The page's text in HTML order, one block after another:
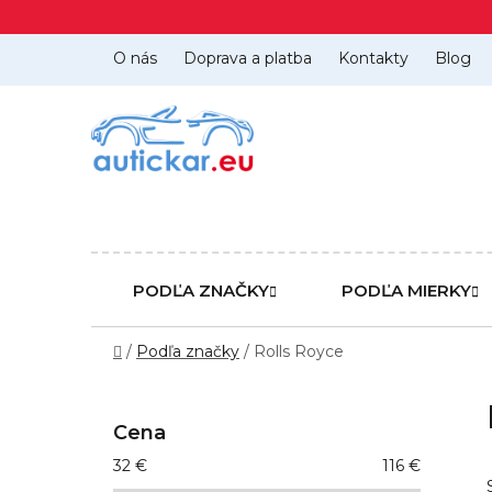
na
O nás Doprava a platba Kontakty Blog
PODĽA ZNAČKY PODĽA MIERKY
Domov
/ Podľa značky / Rolls Royce
Cena
32 € 116 €